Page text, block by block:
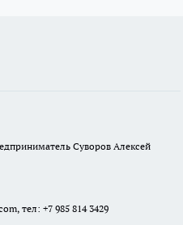
Суворов Алексей
, тел: +7 985 814 3429